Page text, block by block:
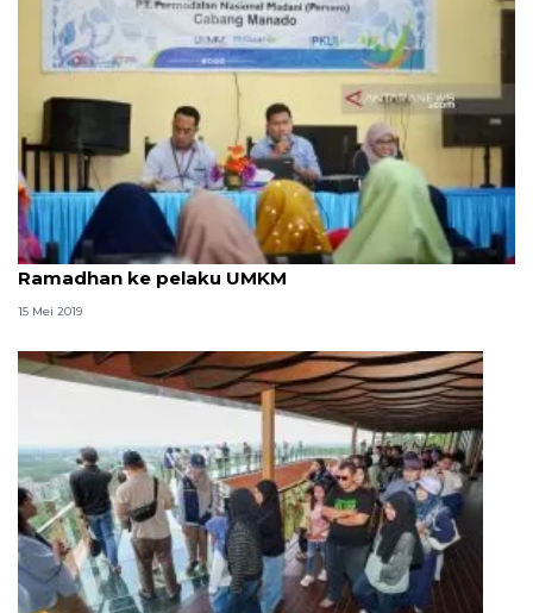
Permodalan nasional madani berbagi berkah
Ramadhan ke pelaku UMKM
15 Mei 2019